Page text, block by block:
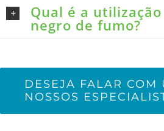
Qual é a
negro de fumo?
DESEJA FALAR COM
NOSSOS